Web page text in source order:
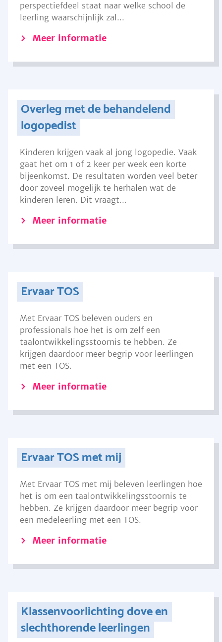
perspectiefdeel staat naar welke school de
leerling waarschijnlijk zal...
Meer informatie
Overleg met de behandelend
logopedist
Kinderen krijgen vaak al jong logopedie. Vaak
gaat het om 1 of 2 keer per week een korte
bijeenkomst. De resultaten worden veel beter
door zoveel mogelijk te herhalen wat de
kinderen leren. Dit vraagt...
Meer informatie
Ervaar TOS
Met Ervaar TOS beleven ouders en
professionals hoe het is om zelf een
taalontwikkelingsstoornis te hebben. Ze
krijgen daardoor meer begrip voor leerlingen
met een TOS.
Meer informatie
Ervaar TOS met mij
Met Ervaar TOS met mij beleven leerlingen hoe
het is om een taalontwikkelingsstoornis te
hebben. Ze krijgen daardoor meer begrip voor
een medeleerling met een TOS.
Meer informatie
Klassenvoorlichting dove en
slechthorende leerlingen